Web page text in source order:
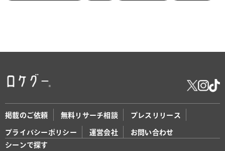
掲載のご依頼 無料リサーチ相談 プレスリリース
プライバシーポリシー 運営会社
お問い合わせ
シーンで探す